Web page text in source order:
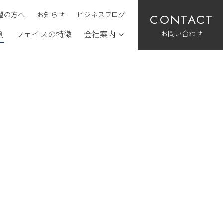
の方へ お知らせ
ビジネスブログ
お問い合わせ
フェイスの特徴 会社案内